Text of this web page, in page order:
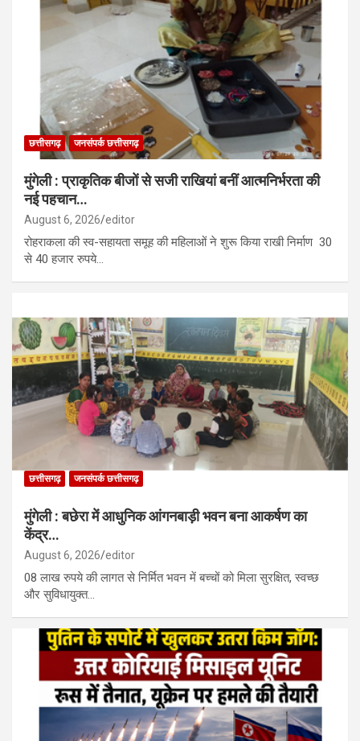
छत्तीसगढ़ जनसंपर्क छत्तीसगढ़
मुंगेली : प्राकृतिक बीजों से सजी राखियां बनीं आत्मनिर्भरता की
नई पहचान…
August 6, 2026 editor
रोहराकला की स्व-सहायता समूह की महिलाओं ने शुरू किया राखी निर्माण 30
से 40 हजार रुपये…
छत्तीसगढ़ जनसंपर्क छत्तीसगढ़
मुंगेली : बछेरा में आधुनिक आंगनबाड़ी भवन बना आकर्षण का
केंद्र…
August 6, 2026 editor
08 लाख रुपये की लागत से निर्मित भवन में बच्चों को मिला सुरक्षित, स्वच्छ
और सुविधायुक्त…